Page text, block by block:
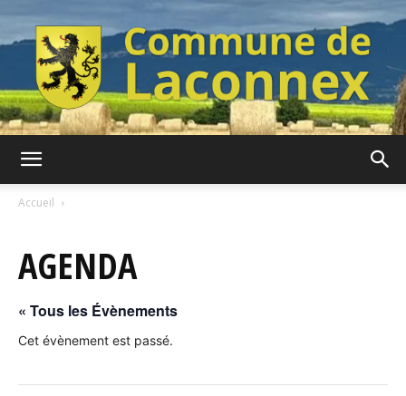
Laconnex
Accueil
AGENDA
« Tous les Évènements
Cet évènement est passé.